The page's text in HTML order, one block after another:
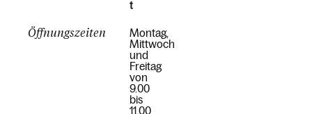
t
Öffnungszeiten
Montag,
Mittwoch
und
Freitag
von
9.00
bis
11.00